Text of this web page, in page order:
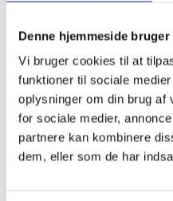
Denne hjemmeside
Vi bruger cookies til at
funktioner til sociale
oplysninger om din brug af
for sociale medier,
partnere kan kombinere
dem, eller som de har
Har du husket tilbehør?
Tilmeld nyhedsbrev
Modtag nyheder på mail når vi